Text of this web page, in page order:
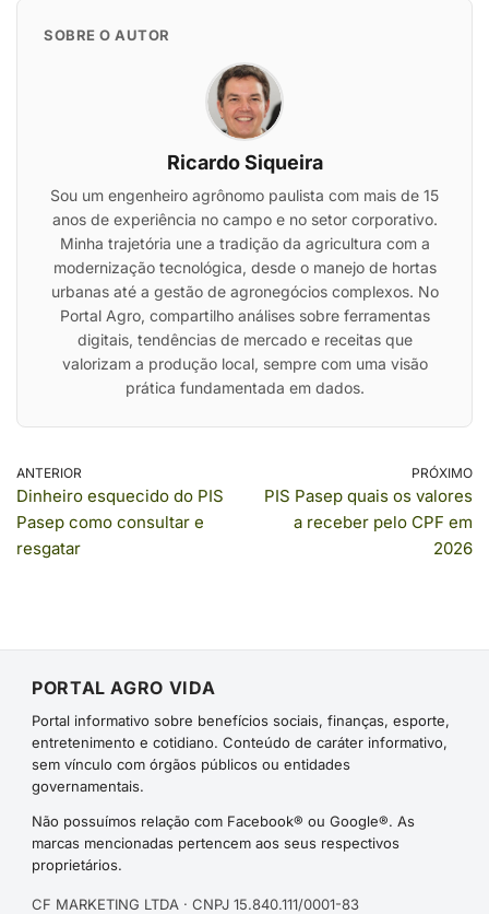
SOBRE O AUTOR
Ricardo Siqueira
Sou um engenheiro agrônomo paulista com mais de 15
anos de experiência no campo e no setor corporativo.
Minha trajetória une a tradição da agricultura com a
modernização tecnológica, desde o manejo de hortas
urbanas até a gestão de agronegócios complexos. No
Portal Agro, compartilho análises sobre ferramentas
digitais, tendências de mercado e receitas que
valorizam a produção local, sempre com uma visão
prática fundamentada em dados.
ANTERIOR
Dinheiro esquecido do PIS
Pasep como consultar e
resgatar
PRÓXIMO
PIS Pasep quais os valores
a receber pelo CPF em
2026
PORTAL AGRO VIDA
Portal informativo sobre benefícios sociais, finanças, esporte,
entretenimento e cotidiano. Conteúdo de caráter informativo,
sem vínculo com órgãos públicos ou entidades
governamentais.
Não possuímos relação com Facebook® ou Google®. As
marcas mencionadas pertencem aos seus respectivos
proprietários.
CF MARKETING LTDA · CNPJ 15.840.111/0001-83